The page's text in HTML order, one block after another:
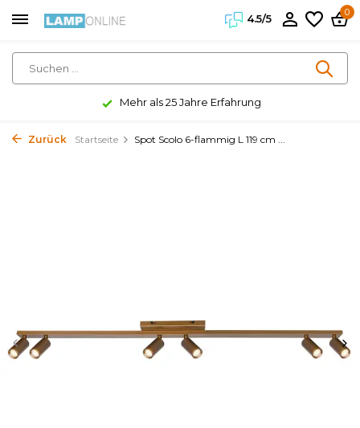
4.5/5
0
Mehr als 25 Jahre Erfahrung
Zurück Startseite Spot Scolo 6-flammig L 119 cm ...